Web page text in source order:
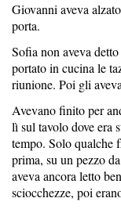
Giovanni aveva
porta.
Sofia non aveva
portato in cucina le
riunione. Poi gli
Avevano finito per
lì sul tavolo dove era
tempo. Solo qualche
prima, su un pezzo
aveva ancora letto
sciocchezze, poi